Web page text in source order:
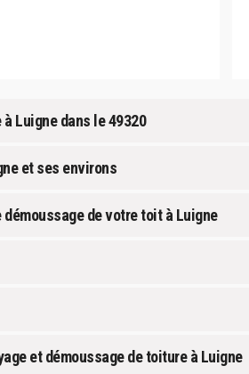
Luigne dans le 49320
et ses environs
de votre toit à Luigne
et démoussage de toiture à Luigne